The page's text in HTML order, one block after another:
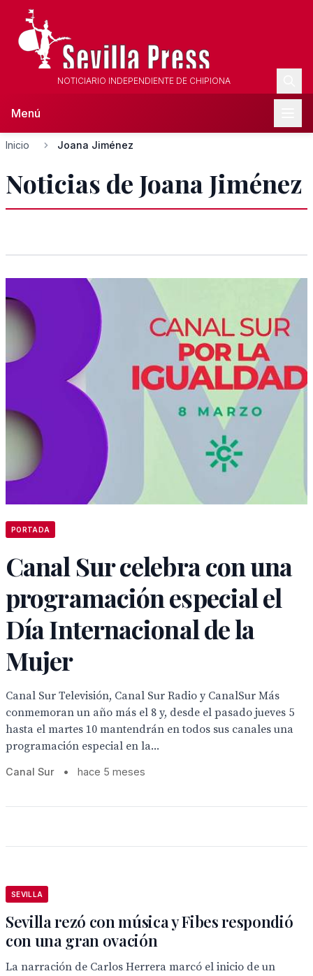
NOTICIARIO INDEPENDIENTE DE CHIPIONA
Menú
Inicio Joana Jiménez
Noticias de Joana Jiménez
PORTADA
Canal Sur celebra con una
programación especial el
Día Internacional de la
Mujer
Canal Sur Televisión, Canal Sur Radio y CanalSur Más
conmemoran un año más el 8 y, desde el pasado jueves 5
hasta el martes 10 mantendrán en todos sus canales una
programación especial en la...
Canal Sur • hace 5 meses
SEVILLA
Sevilla rezó con música y Fibes respondió
con una gran ovación
La narración de Carlos Herrera marcó el inicio de un